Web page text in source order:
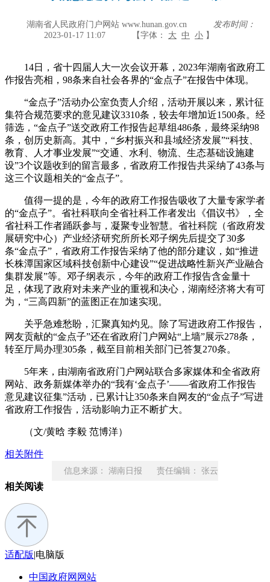
湖南省人民政府门户网站 www.hunan.gov.cn
发布时间：
2023-01-17 11:07
【字体： 大 中 小 】
14日，省十四届人大一次会议开幕，2023年湖南省政府工
作报告亮相，98条来自社会各界的“金点子”在报告中体现。
“金点子”活动办公室负责人介绍，活动开展以来，累计征
集符合规范要求的意见建议3310条，较去年增加近1500条。经
筛选，“金点子”送交政府工作报告起草组486条，最终采纳98
条，创历史新高。其中，“乡村振兴和县域经济发展”“科技、
教育、人才事业发展”“交通、水利、物流、生态基础设施建
设”3个议题收到的留言最多，省政府工作报告共采纳了43条与
这三个议题相关的“金点子”。
值得一提的是，今年的政府工作报告吸收了大量专家学者
的“金点子”。省社科联向全省社科工作者发出《倡议书》，全
省社科工作者踊跃参与，凝聚专业智慧。省社科院（省政府发
展研究中心）产业经济研究所所长邓子纲先后提交了30多
条“金点子”，省政府工作报告采纳了他的部分建议，如“推进
长株潭国家区域科技创新中心建设”“促进战略性新兴产业融合
集群发展”等。邓子纲表示，今年的政府工作报告含金量十
足，体现了政府对未来产业的重视和决心，湖南经济将大有可
为，“三高四新”的蓝图正在加速实现。
关乎急难愁盼，汇聚真知灼见。除了写进政府工作报告，
网友贡献的“金点子”还在省政府门户网站“上墙”展示278条，
转至厅局办理305条，截至目前相关部门已答复270条。
5年来，由湖南省政府门户网站联合多家媒体和全省政府
网站、政务新媒体举办的“我有‘金点子’——省政府工作报告
意见建议征集”活动，已累计让350条来自网友的“金点子”写进
省政府工作报告，活动影响力正不断扩大。
（文/黄晗 李毅 范博洋）
相关附件
信息来源： 湖南日报 责任编辑： 张云
相关阅读
适配版|电脑版
中国政府网 网站